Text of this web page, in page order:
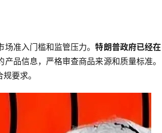
场准入门槛和监管压力。特朗普政府已经在
品信息，严格审查商品来源和质量标准。
要求。